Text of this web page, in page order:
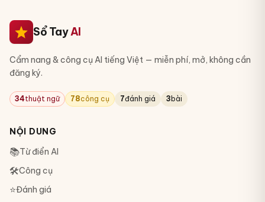
Sổ TayAI
Cẩm nang & công cụ AI tiếng Việt — miễn phí, mở, không cần
đăng ký.
34thuật ngữ 78công cụ 7đánh giá 3 bài
NỘI DUNG
📚Từ điển AI
🛠Công cụ
⭐Đánh giá